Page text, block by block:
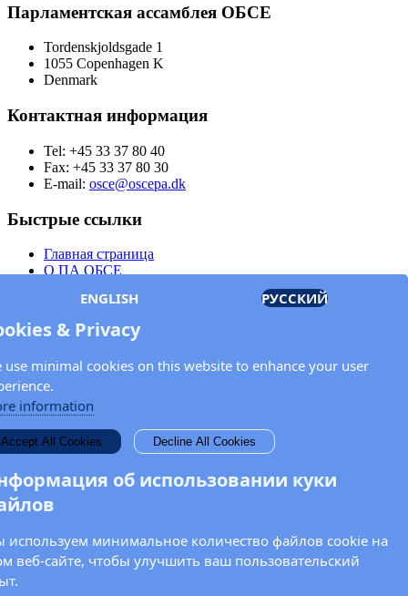
Парламентская ассамблея ОБСЕ
Tordenskjoldsgade 1
1055 Copenhagen K
Denmark
Контактная информация
Tel: +45 33 37 80 40
Fax: +45 33 37 80 30
E-mail: osce@oscepa.dk
Быстрые ссылки
Главная страница
О ПА ОБСЕ
Члены
Документы
OSCE.org
Контактная информация
Свяжитесь с Парламентской ассамблеей ОБСЕ
Введите Ваше имя и адрес электронной почты для получения
новостей и обновлений от ПА ОБСЕ.
ENGLISH РУССКИЙ
& Privacy
use minimal cookies on this website to enhance your user
information
Accept All Cookies Decline All Cookies
об использовании куки
минимальное количество файлов cookie на
веб-сайте, чтобы улучшить ваш пользовательский